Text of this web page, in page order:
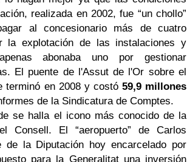
realizada en 2002, fue “un chollo”
al concesionario más de cuatro
la explotación de las instalaciones y
abonaba uno por gestionar
El puente de l'Assut de l'Or sobre el
terminó en 2008 y costó 59,9 millones
de la Sindicatura de Comptes.
se halla el icono más conocido de la
Consell. El “aeropuerto” de Carlos
de la Diputación hoy encarcelado por
para la Generalitat una inversión